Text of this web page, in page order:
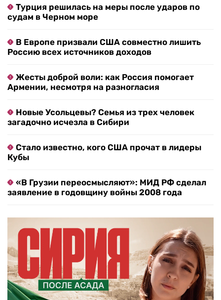
Турция решилась на меры после ударов по
судам в Черном море
В Европе призвали США совместно лишить
Россию всех источников доходов
Жесты доброй воли: как Россия помогает
Армении, несмотря на разногласия
Новые Усольцевы? Семья из трех человек
загадочно исчезла в Сибири
Стало известно, кого США прочат в лидеры
Кубы
«В Грузии переосмысляют»: МИД РФ сделал
заявление в годовщину войны 2008 года